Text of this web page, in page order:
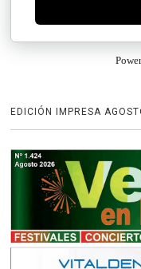
EDICIÓN IMPRESA